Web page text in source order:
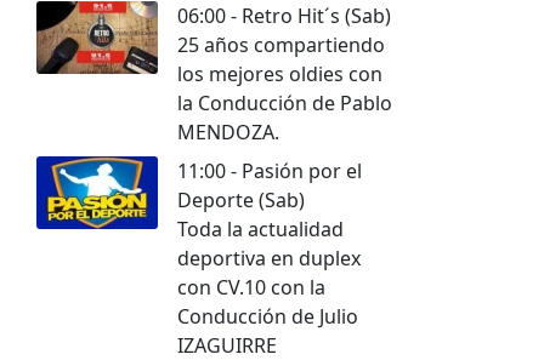
06:00 - Retro Hit´s (Sab)
25 años compartiendo
los mejores oldies con
la Conducción de Pablo
MENDOZA.
11:00 - Pasión por el
Deporte (Sab)
Toda la actualidad
deportiva en duplex
con CV.10 con la
Conducción de Julio
IZAGUIRRE